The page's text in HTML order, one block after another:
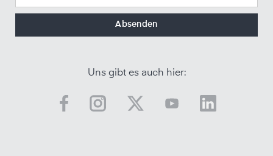
Uns gibt es auch hier: